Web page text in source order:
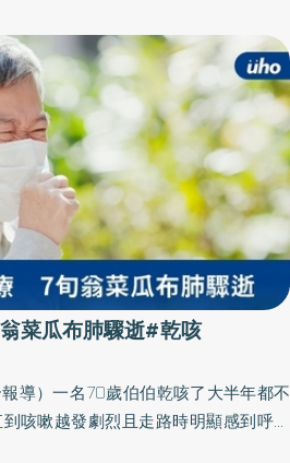
病的比率約男性高兩倍，蕭望德醫師
症，主要影響是生活品質及工作效
化生」及「分化不良」的細胞變化，可
胃部
鏡簡稱胃鏡作為評估工具，它就像是拿
微的變化，食道黏膜有無受損、有無不
腫瘤，都可以經由胃鏡得到良好的診
底下無明顯黏膜的受損，使用藥物治
建議進一步使用其他的精密工具檢查-
析食道蠕動壓力檢測」，幫助提供病
的變化；由於管子很細（0.2公分），
24小時連續的監測的基礎上，更能了
道蠕動的情形。 若病人較為敏
病人，無法忍受鼻咽部有異物時，以
今年陸陸續續從門診或住院發現一些
痛微癢但是分布不尋常的紅疹。有些
出現無力症狀，有些則是過了幾個月才
患者無力的位置多在靠近軀幹的大肌
下後站不起來；甚至有些人會在發病後
者常常到門診或住院抽血才發現自身
過高，且透過血清免疫學檢查、神經電
，才被診斷為皮肌炎。比紅斑性狼瘡更
併肺部病變皮肌炎屬於全身性自體免
少於全身性紅斑狼瘡。皮肌炎的皮膚
的紅疹看來不起眼，有些卻很有特
暈，指節的變色與指甲周遭的紅疹、
領口附近的紅疹，甚至皮下鈣化突起都
非皮膚與肌肉的特殊症狀，例如因皮
會有明顯的乾咳、喘現象。甚至可能
菜瓜布肺驟逝#乾咳
導）一名70歲伯伯乾咳了大半年都不
咳嗽越發劇烈且走路時明顯感到呼吸